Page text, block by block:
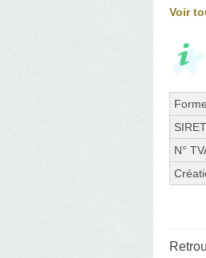
Voir
SIRET
N°